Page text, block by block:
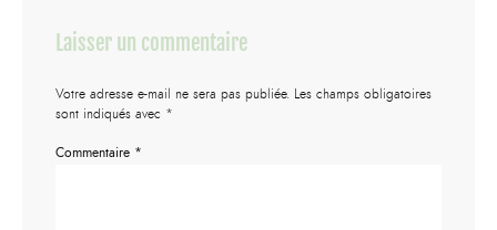
Laisser un commentaire
Votre adresse e-mail ne sera pas publiée. Les champs obligatoires
sont indiqués avec *
Commentaire *